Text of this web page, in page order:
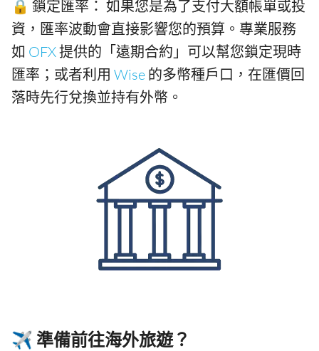
🔒 鎖定匯率： 如果您是為了支付大額帳單或投
資，匯率波動會直接影響您的預算。專業服務
如 OFX提供的「遠期合約」可以幫您鎖定現時
匯率；或者利用 Wise 的多幣種戶口，在匯價回
落時先行兌換並持有外幣。
✈️ 準備前往海外旅遊？